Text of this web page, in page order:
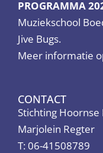
PROGRAMMA
Muziekschool
Jive Bugs.
Meer informatie
CONTACT
Stichting
Marjolein Regter
T: 06-41508789